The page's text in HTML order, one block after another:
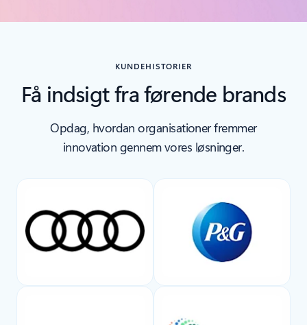
Tilbage til kontrolelementer for karruselnavigation
KUNDEHISTORIER
Få indsigt fra førende brands
Opdag, hvordan organisationer fremmer
innovation gennem vores løsninger.